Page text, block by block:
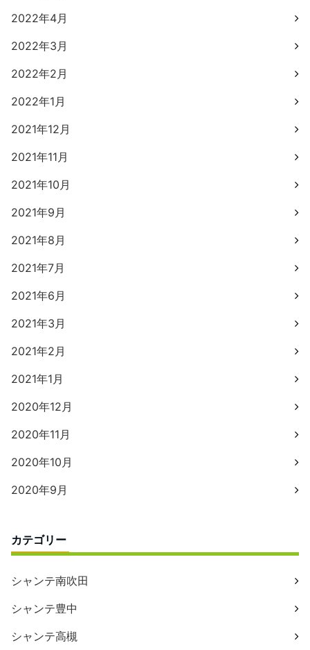
2022年4月
2022年3月
2022年2月
2022年1月
2021年12月
2021年11月
2021年10月
2021年9月
2021年8月
2021年7月
2021年6月
2021年3月
2021年2月
2021年1月
2020年12月
2020年11月
2020年10月
2020年9月
カテゴリー
シャンテ南吹田
シャンテ豊中
シャンテ高槻